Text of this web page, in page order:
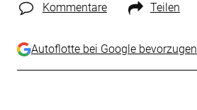
Kommentare Teilen
Autoflotte bei Google bevorzugen